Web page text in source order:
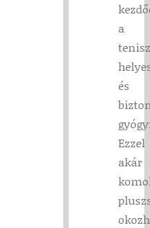
a
és
Ezzel
akár